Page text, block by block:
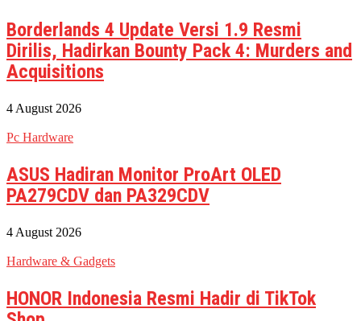
Borderlands 4 Update Versi 1.9 Resmi
Dirilis, Hadirkan Bounty Pack 4: Murders and
Acquisitions
4 August 2026
Pc Hardware
ASUS Hadiran Monitor ProArt OLED
PA279CDV dan PA329CDV
4 August 2026
Hardware & Gadgets
HONOR Indonesia Resmi Hadir di TikTok